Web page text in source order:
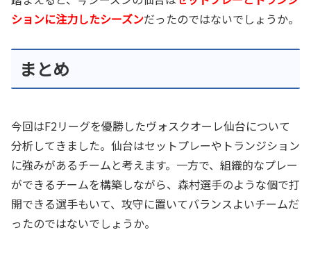
ションに注力したシーズンだったのではないでしょうか。
まとめ
今回はF2リーグを優勝したヴォスクオーレ仙台について
分析してきました。仙台はセットプレーやトランジション
に強みがあるチームと考えます。一方で、組織的なプレー
ができるチームを構築しながら、森村選手のような個で打
開できる選手もいて、攻守に置いてバランスよいチームだ
ったのではないでしょうか。